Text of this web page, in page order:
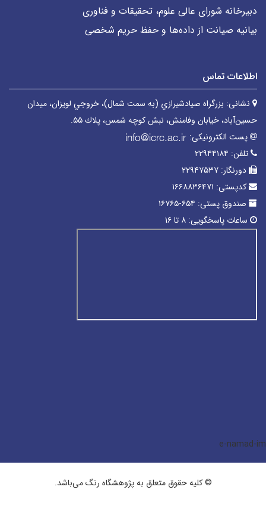
دبیرخانه شورای عالی علوم، تحقیقات و فناوری
بیانیه صیانت از داده‌ها و حفظ حریم شخصی
اطلاعات تماس
نشانی: بزرگراه صیادشیرازي (به سمت شمال)، خروجي لويزان، میدان
حسین‌آباد، خیابان وفامنش، نبش كوچه شمس، پلاك ۵۵.
پست الکترونیکی:
تلفن: ۲۲۹۴۴۱۸۴
دورنگار: ۲۲۹۴۷۵۳۷
کدپستی: ۱۶۶۸۸۳۶۴۷۱
صندوق پستی: ۶۵۴-۱۶۷۶۵
ساعات پاسخگویی: ۸ تا ۱۶
© کلیه حقوق متعلق به پژوهشگاه رنگ می‌باشد.